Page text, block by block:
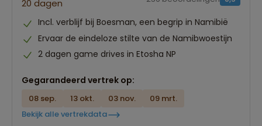
20 dagen
Incl. verblijf bij Boesman, een begrip in Namibië
Ervaar de eindeloze stilte van de Namibwoestijn
2 dagen game drives in Etosha NP
Gegarandeerd vertrek op:
08 sep. 13 okt. 03 nov.
09 mrt.
Bekijk alle vertrekdata